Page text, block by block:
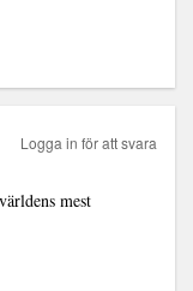
mest
Logga in för att svara